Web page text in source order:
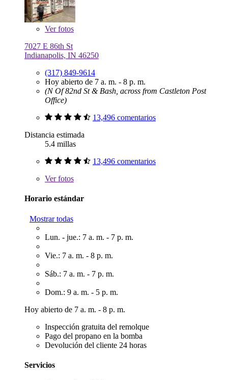
Verfotos
7027 E 86th St
Indianapolis, IN 46250
(317) 849-9614
Hoy abierto de 7 a. m. - 8 p. m.
(N Of 82nd St & Bash, across from Castleton Post
Office)
13,496 comentarios
Distancia estimada
5.4 millas
13,496 comentarios
Verfotos
Horario estándar
Mostrar todas
Lun. - jue.: 7 a. m. - 7 p. m.
Vie.: 7 a. m. - 8 p. m.
Sáb.: 7 a. m. - 7 p. m.
Dom.: 9 a. m. - 5 p. m.
Hoy abierto de 7 a. m. - 8 p. m.
Inspección gratuita del remolque
Pago del propano en la bomba
Devolución del cliente 24 horas
Servicios